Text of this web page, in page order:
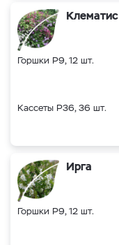
Клематис
Горшки Р9, 12 шт.
Кассеты Р36, 36 шт.
Ирга
Горшки Р9, 12 шт.